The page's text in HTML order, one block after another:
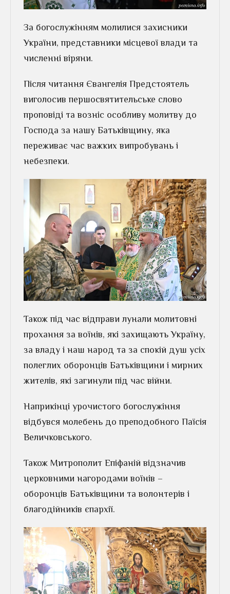
За богослужінням молилися захисники
України, представники місцевої влади та
численні віряни.
Після читання Євангелія Предстоятель
виголосив першосвятительське слово
проповіді та возніс особливу молитву до
Господа за нашу Батьківщину, яка
переживає час важких випробувань і
небезпеки.
Також під час відправи лунали молитовні
прохання за воїнів, які захищають Україну,
за владу і наш народ та за спокій душ усіх
полеглих оборонців Батьківщини і мирних
жителів, які загинули під час війни.
Наприкінці урочистого богослужіння
відбувся молебень до преподобного Паїсія
Величковського.
Також Митрополит Епіфаній відзначив
церковними нагородами воїнів –
оборонців Батьківщини та волонтерів і
благодійників єпархії.